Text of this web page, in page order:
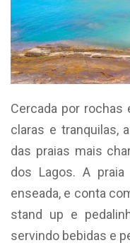
Cercada por rochas
claras e tranquilas, a
das praias mais
dos Lagos. A
enseada, e conta
stand up e
servindo bebidas e